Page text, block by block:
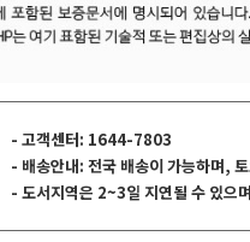
- 고객센터: 1644-7803
- 배송안내: 전국 배송이 가능하며,
- 도서지역은 2~3일 지연될 수 있으